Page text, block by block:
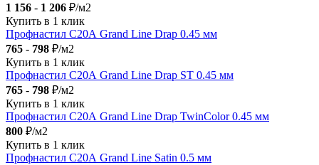
1 156 - 1 206 ₽/м2
Купить в 1 клик
Профнастил С20А Grand Line Drap 0.45 мм
765 - 798 ₽/м2
Купить в 1 клик
Профнастил С20А Grand Line Drap ST 0.45 мм
765 - 798 ₽/м2
Купить в 1 клик
Профнастил С20А Grand Line Drap TwinColor 0.45 мм
800 ₽/м2
Купить в 1 клик
Профнастил С20А Grand Line Satin 0.5 мм